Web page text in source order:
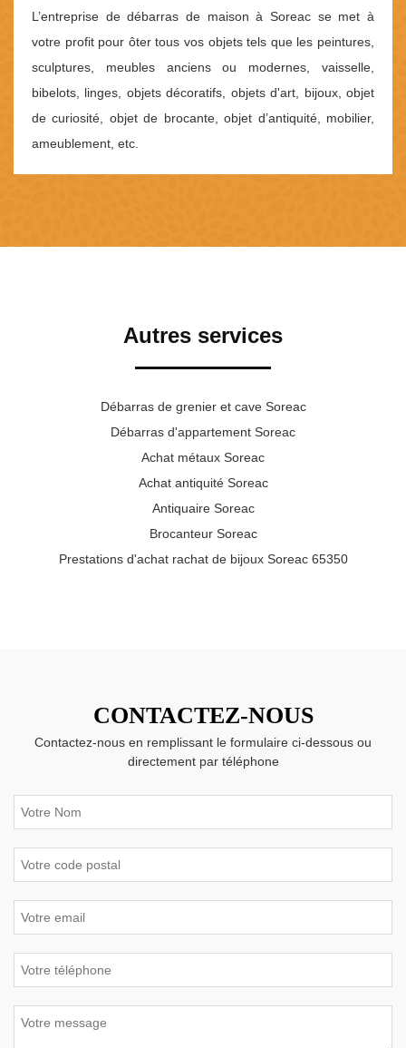
L’entreprise de débarras de maison à Soreac se met à
votre profit pour ôter tous vos objets tels que les peintures,
sculptures, meubles anciens ou modernes, vaisselle,
bibelots, linges, objets décoratifs, objets d'art, bijoux, objet
de curiosité, objet de brocante, objet d’antiquité, mobilier,
ameublement, etc.
Autres services
Débarras de grenier et cave Soreac
Débarras d'appartement Soreac
Achat métaux Soreac
Achat antiquité Soreac
Antiquaire Soreac
Brocanteur Soreac
Prestations d'achat rachat de bijoux Soreac 65350
CONTACTEZ-NOUS
Contactez-nous en remplissant le formulaire ci-dessous ou
directement par téléphone